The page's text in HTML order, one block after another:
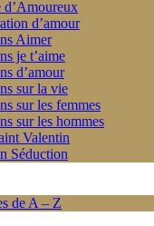
d’Amoureux
d’amour
Aimer
je t’aime
d’amour
sur la vie
sur les femmes
sur les hommes
Valentin
Séduction
de A – Z